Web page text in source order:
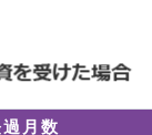
月数